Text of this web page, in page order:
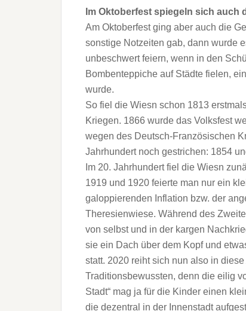
Im Oktoberfest spiegeln sich auch
Am Oktoberfest ging aber auch die
sonstige Notzeiten gab, dann wurde
unbeschwert feiern, wenn in den
Bombenteppiche auf Städte fielen,
wurde.
So fiel die Wiesn schon 1813
Kriegen. 1866 wurde das Volksfest
wegen des Deutsch-Französischen
Jahrhundert noch gestrichen: 1854
Im 20. Jahrhundert fiel die Wiesn
1919 und 1920 feierte man nur ein
galoppierenden Inflation bzw. der
Theresienwiese. Während des
von selbst und in der kargen
sie ein Dach über dem Kopf und
statt. 2020 reiht sich nun also in
Traditionsbewussten, denn die eilig
Stadt“ mag ja für die Kinder einen
die dezentral in der Innenstadt